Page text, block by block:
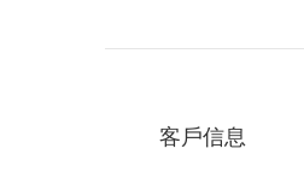
客戶信息